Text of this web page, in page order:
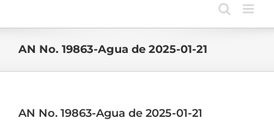
AN No. 19863-Agua de 2025-01-21
AN No. 19863-Agua de 2025-01-21